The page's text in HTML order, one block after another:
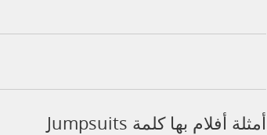
أمثلة أفلام بها كلمة Jumpsuits